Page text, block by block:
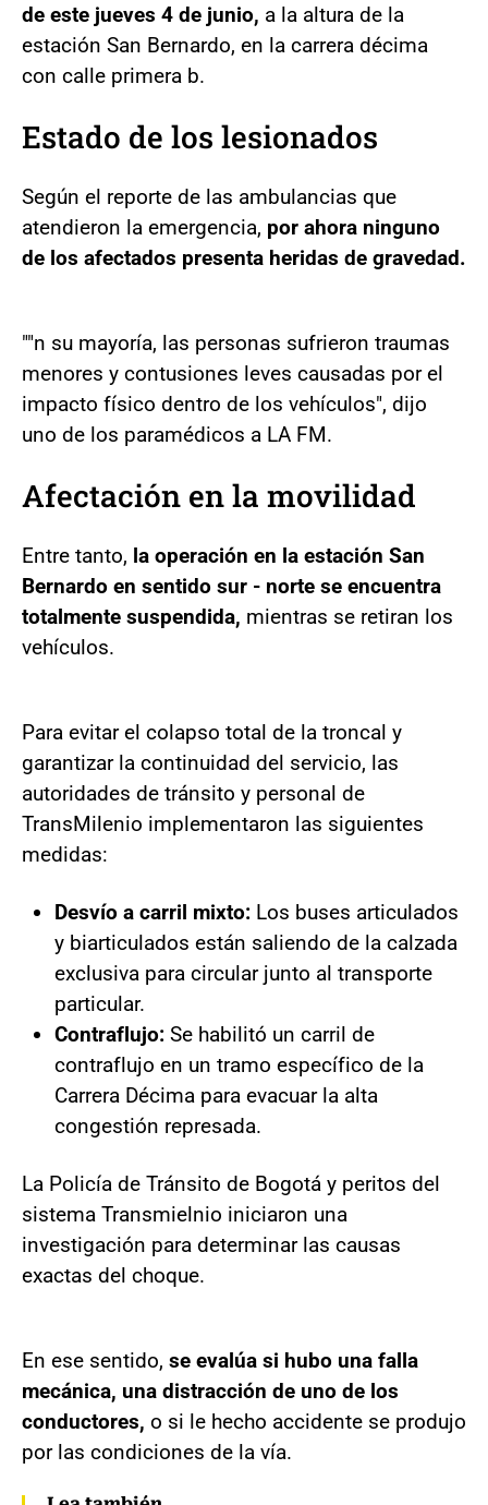
de este jueves 4 de junio, a la altura de la
estación San Bernardo, en la carrera décima
con calle primera b.
Estado de los lesionados
Según el reporte de las ambulancias que
atendieron la emergencia, por ahora ninguno
de los afectados presenta heridas de gravedad.
""n su mayoría, las personas sufrieron traumas
menores y contusiones leves causadas por el
impacto físico dentro de los vehículos", dijo
uno de los paramédicos a LA FM.
Afectación en la movilidad
Entre tanto, la operación en la estación San
Bernardo en sentido sur - norte se encuentra
totalmente suspendida, mientras se retiran los
vehículos.
Para evitar el colapso total de la troncal y
garantizar la continuidad del servicio, las
autoridades de tránsito y personal de
TransMilenio implementaron las siguientes
medidas:
Desvío a carril mixto: Los buses articulados
y biarticulados están saliendo de la calzada
exclusiva para circular junto al transporte
particular.
Contraflujo: Se habilitó un carril de
contraflujo en un tramo específico de la
Carrera Décima para evacuar la alta
congestión represada.
La Policía de Tránsito de Bogotá y peritos del
sistema Transmielnio iniciaron una
investigación para determinar las causas
exactas del choque.
En ese sentido, se evalúa si hubo una falla
mecánica, una distracción de uno de los
conductores, o si le hecho accidente se produjo
por las condiciones de la vía.